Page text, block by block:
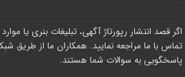
اگر قصد انتشار رپورتاژ آگهی، تبلیغات بنری یا
تماس با ما مراجعه نمایید. همکاران ما از طریق
پاسخگویی به سوالات شما هستند.